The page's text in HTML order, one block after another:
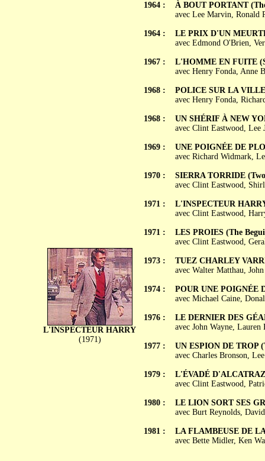
L'INSPECTEUR HARRY
(1971)
1964 :
1964 :
1967 :
1968 :
1968 :
1969 :
1970 :
1971 :
1971 :
1973 :
1974 :
1976 :
1977 :
1979 :
1980 :
1981 :
À BOUT PORTANT
avec Lee Marvin, Ronald
LE PRIX D'UN
avec Edmond O'Brien,
L'HOMME EN FUITE
avec Henry Fonda, Anne
POLICE SUR LA
avec Henry Fonda,
UN SHÉRIF À NEW
avec Clint Eastwood, Lee
UNE POIGNÉE DE
avec Richard Widmark,
SIERRA TORRIDE
avec Clint Eastwood,
L'INSPECTEUR
avec Clint Eastwood,
LES PROIES (The
avec Clint Eastwood,
TUEZ CHARLEY
avec Walter Matthau,
POUR UNE POIGNÉE
avec Michael Caine,
LE DERNIER DES
avec John Wayne, Lauren
UN ESPION DE TROP
avec Charles Bronson,
L'ÉVADÉ
avec Clint Eastwood,
LE LION SORT SES
avec Burt Reynolds,
LA FLAMBEUSE DE
avec Bette Midler, Ken